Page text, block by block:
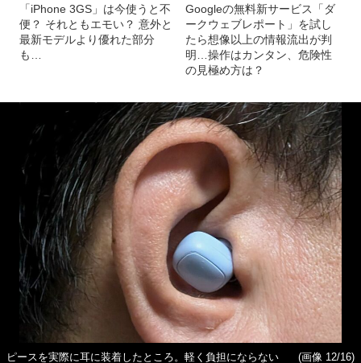
「iPhone 3GS」は今使うと不
便？ それともエモい？ 意外と
最新モデルより優れた部分
も…
Googleの無料新サービス「ダ
ークウェブレポート」を試し
たら想像以上の情報流出が判
明…操作はカンタン、危険性
の見極め方は？
ピースを実際に耳に装着したところ。軽く負担にならない
(画像 12/16)